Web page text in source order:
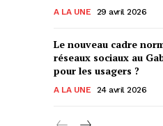
A LA UNE 29 avril 2026
Le nouveau cadre
réseaux sociaux au
pour les usagers ?
A LA UNE 24 avril 2026